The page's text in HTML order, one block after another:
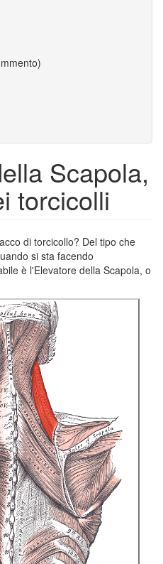
Scapola,
torcicolli
di torcicollo? Del tipo che
si sta facendo
è l'Elevatore della Scapola, o